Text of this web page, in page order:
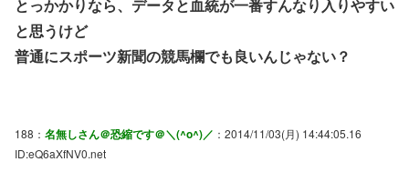
とっかかりなら、データと血統が一番すんなり入りやすい
と思うけど
普通にスポーツ新聞の競馬欄でも良いんじゃない？
188： 名無しさん＠恐縮です＠＼(^o^)／ ：2014/11/03(月) 14:44:05.16
ID:eQ6aXfNV0.net